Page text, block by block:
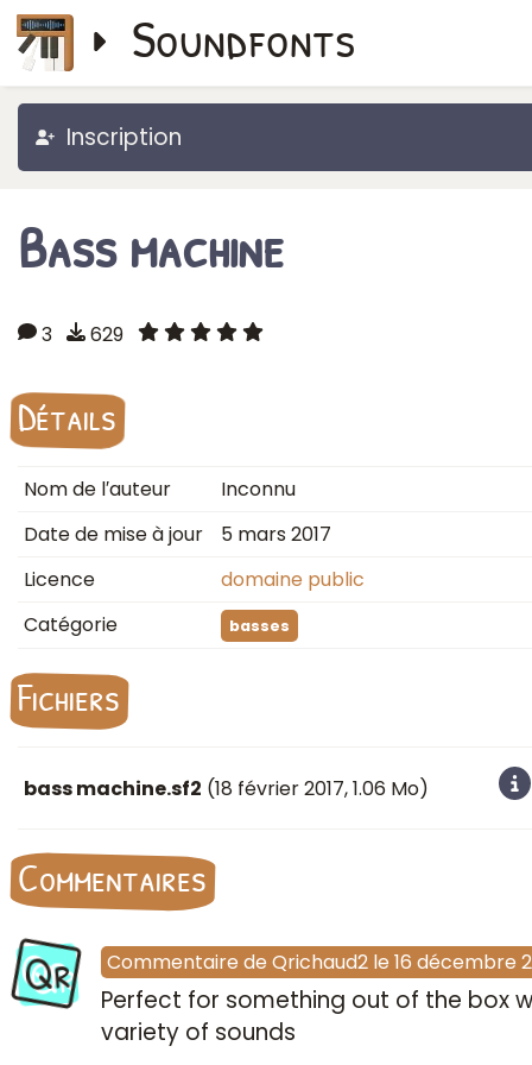
Soundfonts
Inscription
Bass machine
3 629
Détails
Nom de l′auteur
Inconnu
Date de mise à jour
5 mars 2017
Licence
domaine public
Catégorie
basses
Fichiers
bass machine.sf2 (18 février 2017, 1.06 Mo)
Commentaires
Qr Commentaire de Qrichaud2 le 16 décembre
Perfect for something out of the box
variety of sounds